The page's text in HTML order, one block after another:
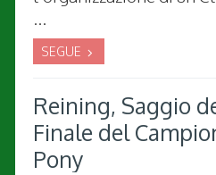
...
SEGUE
Reining, Saggio
Finale del
Pony